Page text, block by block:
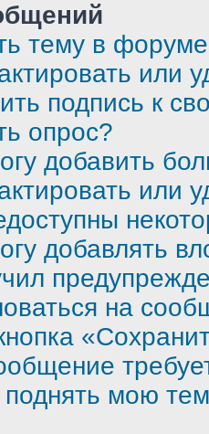
тему в
или
подпись к
опрос?
добавить
или
добавлять
на
мою